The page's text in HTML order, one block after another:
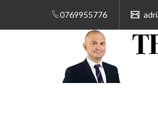
0769955776